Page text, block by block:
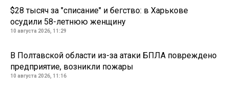
$28 тысяч за "списание" и бегство: в Харькове
осудили 58-летнюю женщину
10 августа 2026, 11:29
В Полтавской области из-за атаки БПЛА повреждено
предприятие, возникли пожары
10 августа 2026, 11:16